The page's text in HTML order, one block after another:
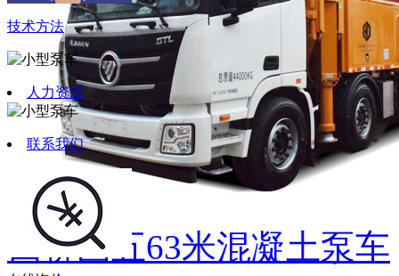
技术方法
人力资源
联系我们
四桥国五63米混凝土泵车